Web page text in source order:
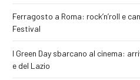
Ferragosto a Roma: rock’n’roll e
Festival
I Green Day sbarcano al cinema:
e del Lazio